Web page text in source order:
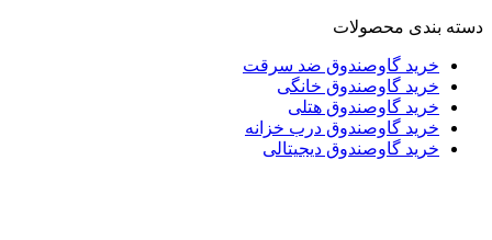
دسته بندی محصولات
خرید گاوصندوق ضد سرقت
خرید گاوصندوق خانگی
خرید گاوصندوق هتلی
خرید گاوصندوق درب خزانه
خرید گاوصندوق دیجیتالی